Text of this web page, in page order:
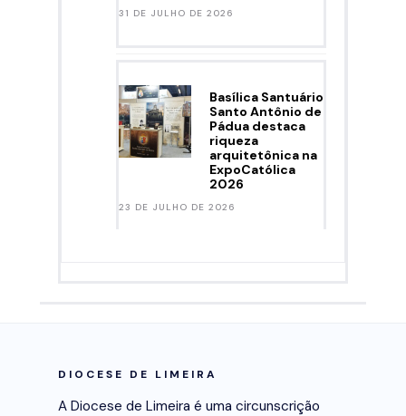
31 DE JULHO DE 2026
Basílica Santuário
Santo Antônio de
Pádua destaca
riqueza
arquitetônica na
ExpoCatólica
2026
23 DE JULHO DE 2026
DIOCESE DE LIMEIRA
A Diocese de Limeira é uma circunscrição